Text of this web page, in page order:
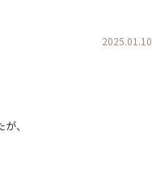
2025.01.10
、